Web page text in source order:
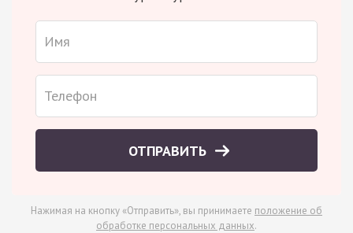
ОТПРАВИТЬ
Нажимая на кнопку «Отправить», вы принимаете положение об
обработке персональных данных.